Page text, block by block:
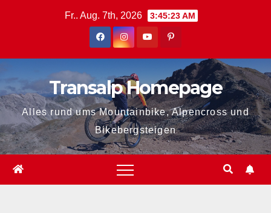
Fr.. Aug. 7th, 2026 3:45:24 AM
Transalp Homepage
Alles rund ums Mountainbike, Alpencross und
Bikebergsteigen